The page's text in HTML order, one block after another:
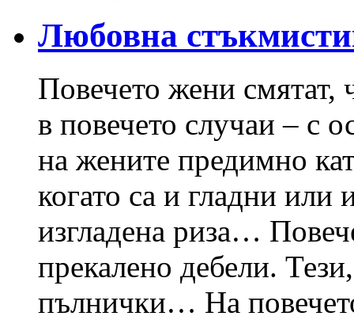
Любовна
Повечето жени смятат,
в повечето случаи – с
на жените предимно
когато са и гладни или
изгладена риза…
прекалено дебели.
пълнички… На